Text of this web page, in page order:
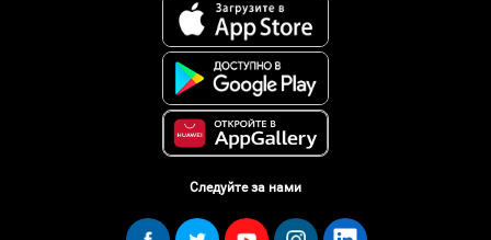
Следуйте за нами